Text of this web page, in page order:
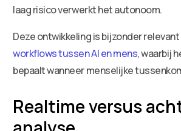
laag risico verwerkt het autonoom.
Deze ontwikkeling is bijzonder
workflows tussen AI en mens, waarbij
bepaalt wanneer menselijke
Realtime versus